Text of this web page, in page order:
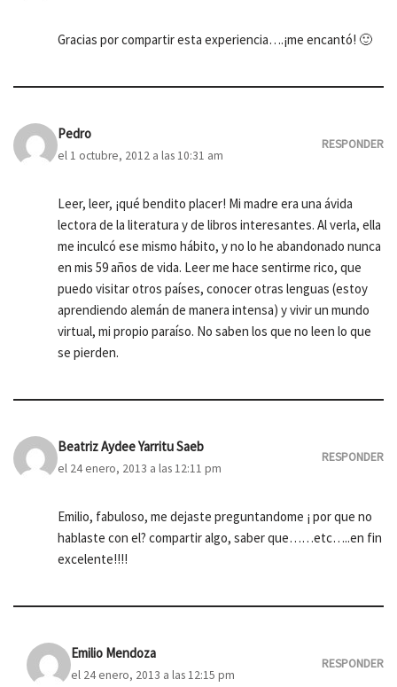
Gracias por compartir esta experiencia….¡me encantó! 🙂
Pedro
el 1 octubre, 2012 a las 10:31 am
RESPONDER
Leer, leer, ¡qué bendito placer! Mi madre era una ávida
lectora de la literatura y de libros interesantes. Al verla, ella
me inculcó ese mismo hábito, y no lo he abandonado nunca
en mis 59 años de vida. Leer me hace sentirme rico, que
puedo visitar otros países, conocer otras lenguas (estoy
aprendiendo alemán de manera intensa) y vivir un mundo
virtual, mi propio paraíso. No saben los que no leen lo que
se pierden.
Beatriz Aydee Yarritu Saeb
el 24 enero, 2013 a las 12:11 pm
RESPONDER
Emilio, fabuloso, me dejaste preguntandome ¡ por que no
hablaste con el? compartir algo, saber que……etc…..en fin
excelente!!!!
Emilio Mendoza
el 24 enero, 2013 a las 12:15 pm
RESPONDER